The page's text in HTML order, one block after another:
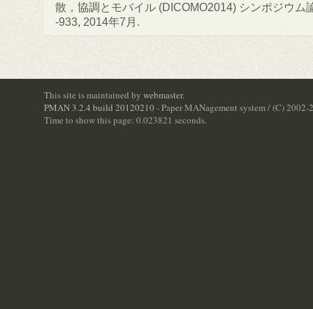
散，協調とモバイル (DICOMO2014) シンポジウム
-933, 2014年7月.
This site is maintained by webmaster.
PMAN 3.2.4 build 20120210 - Paper MANagement system / (C)
Time to show this page: 0.023821 seconds.